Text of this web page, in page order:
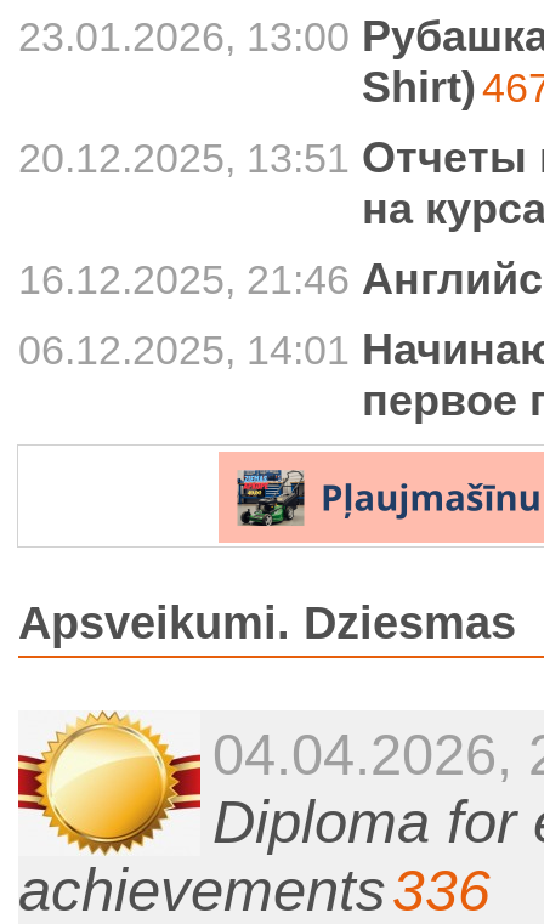
23.01.2026, 13:00
Shirt)
20.12.2025, 13:51 Отчеты
на
16.12.2025, 21:46
06.12.2025, 14:01
первое
Apsveikumi. Dziesmas
04.04.2026,
Diploma for
achievements336